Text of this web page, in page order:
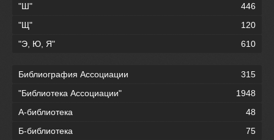
"Ш"
446
"Щ"
120
"Э, Ю, Я"
610
Библиография Ассоциации
315
"Библиотека Ассоциации"
1948
А-библиотека
48
Б-библиотека
75